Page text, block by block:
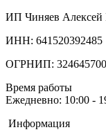
ИП Чиняев Алексей
ИНН: 641520392485
ОГРНИП:
Время работы
Ежедневно: 10:00 -
Информация